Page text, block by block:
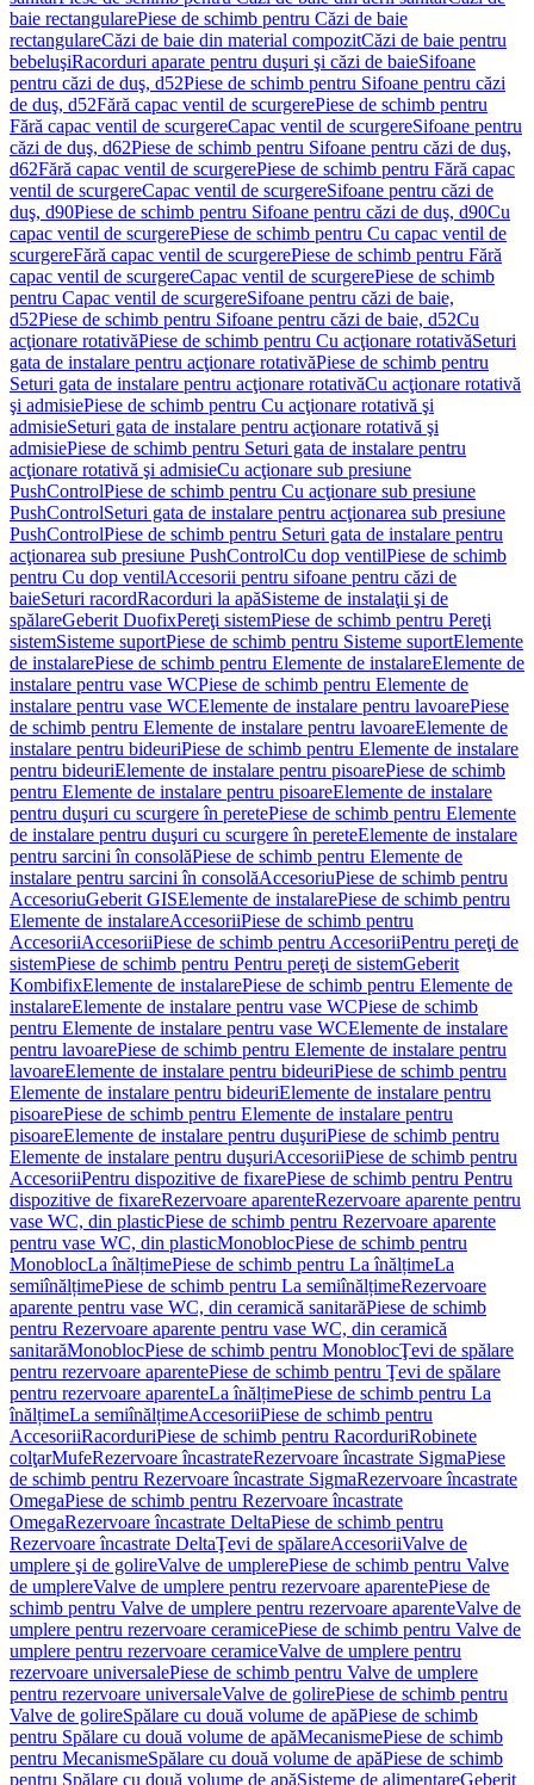
baie rectangularePiese de schimb pentru Căzi de baie
rectangulareCăzi de baie din material compozitCăzi de baie pentru
bebeluşiRacorduri aparate pentru duşuri şi căzi de baieSifoane
pentru căzi de duş, d52Piese de schimb pentru Sifoane pentru căzi
de duş, d52Fără capac ventil de scurgerePiese de schimb pentru
Fără capac ventil de scurgereCapac ventil de scurgereSifoane pentru
căzi de duş, d62Piese de schimb pentru Sifoane pentru căzi de duş,
d62Fără capac ventil de scurgerePiese de schimb pentru Fără capac
ventil de scurgereCapac ventil de scurgereSifoane pentru căzi de
duş, d90Piese de schimb pentru Sifoane pentru căzi de duş, d90Cu
capac ventil de scurgerePiese de schimb pentru Cu capac ventil de
scurgereFără capac ventil de scurgerePiese de schimb pentru Fără
capac ventil de scurgereCapac ventil de scurgerePiese de schimb
pentru Capac ventil de scurgereSifoane pentru căzi de baie,
d52Piese de schimb pentru Sifoane pentru căzi de baie, d52Cu
acţionare rotativăPiese de schimb pentru Cu acţionare rotativăSeturi
gata de instalare pentru acţionare rotativăPiese de schimb pentru
Seturi gata de instalare pentru acţionare rotativăCu acţionare rotativă
şi admisiePiese de schimb pentru Cu acţionare rotativă şi
admisieSeturi gata de instalare pentru acţionare rotativă şi
admisiePiese de schimb pentru Seturi gata de instalare pentru
acţionare rotativă şi admisieCu acţionare sub presiune
PushControlPiese de schimb pentru Cu acţionare sub presiune
PushControlSeturi gata de instalare pentru acţionarea sub presiune
PushControlPiese de schimb pentru Seturi gata de instalare pentru
acţionarea sub presiune PushControlCu dop ventilPiese de schimb
pentru Cu dop ventilAccesorii pentru sifoane pentru căzi de
baieSeturi racordRacorduri la apăSisteme de instalaţii şi de
spălareGeberit DuofixPereţi sistemPiese de schimb pentru Pereţi
sistemSisteme suportPiese de schimb pentru Sisteme suportElemente
de instalarePiese de schimb pentru Elemente de instalareElemente de
instalare pentru vase WCPiese de schimb pentru Elemente de
instalare pentru vase WCElemente de instalare pentru lavoarePiese
de schimb pentru Elemente de instalare pentru lavoareElemente de
instalare pentru bideuriPiese de schimb pentru Elemente de instalare
pentru bideuriElemente de instalare pentru pisoarePiese de schimb
pentru Elemente de instalare pentru pisoareElemente de instalare
pentru duşuri cu scurgere în peretePiese de schimb pentru Elemente
de instalare pentru duşuri cu scurgere în pereteElemente de instalare
pentru sarcini în consolăPiese de schimb pentru Elemente de
instalare pentru sarcini în consolăAccesoriuPiese de schimb pentru
AccesoriuGeberit GISElemente de instalarePiese de schimb pentru
Elemente de instalareAccesoriiPiese de schimb pentru
AccesoriiAccesoriiPiese de schimb pentru AccesoriiPentru pereţi de
sistemPiese de schimb pentru Pentru pereţi de sistemGeberit
KombifixElemente de instalarePiese de schimb pentru Elemente de
instalareElemente de instalare pentru vase WCPiese de schimb
pentru Elemente de instalare pentru vase WCElemente de instalare
pentru lavoarePiese de schimb pentru Elemente de instalare pentru
lavoareElemente de instalare pentru bideuriPiese de schimb pentru
Elemente de instalare pentru bideuriElemente de instalare pentru
pisoarePiese de schimb pentru Elemente de instalare pentru
pisoareElemente de instalare pentru duşuriPiese de schimb pentru
Elemente de instalare pentru duşuriAccesoriiPiese de schimb pentru
AccesoriiPentru dispozitive de fixarePiese de schimb pentru Pentru
dispozitive de fixareRezervoare aparenteRezervoare aparente pentru
vase WC, din plasticPiese de schimb pentru Rezervoare aparente
pentru vase WC, din plasticMonoblocPiese de schimb pentru
MonoblocLa înălțimePiese de schimb pentru La înălțimeLa
semiînălțimePiese de schimb pentru La semiînălțimeRezervoare
aparente pentru vase WC, din ceramică sanitarăPiese de schimb
pentru Rezervoare aparente pentru vase WC, din ceramică
sanitarăMonoblocPiese de schimb pentru MonoblocŢevi de spălare
pentru rezervoare aparentePiese de schimb pentru Ţevi de spălare
pentru rezervoare aparenteLa înălțimePiese de schimb pentru La
înălțimeLa semiînălțimeAccesoriiPiese de schimb pentru
AccesoriiRacorduriPiese de schimb pentru RacorduriRobinete
colţarMufeRezervoare încastrateRezervoare încastrate SigmaPiese
de schimb pentru Rezervoare încastrate SigmaRezervoare încastrate
OmegaPiese de schimb pentru Rezervoare încastrate
OmegaRezervoare încastrate DeltaPiese de schimb pentru
Rezervoare încastrate DeltaŢevi de spălareAccesoriiValve de
umplere şi de golireValve de umplerePiese de schimb pentru Valve
de umplereValve de umplere pentru rezervoare aparentePiese de
schimb pentru Valve de umplere pentru rezervoare aparenteValve de
umplere pentru rezervoare ceramicePiese de schimb pentru Valve de
umplere pentru rezervoare ceramiceValve de umplere pentru
rezervoare universalePiese de schimb pentru Valve de umplere
pentru rezervoare universaleValve de golirePiese de schimb pentru
Valve de golireSpălare cu două volume de apăPiese de schimb
pentru Spălare cu două volume de apăMecanismePiese de schimb
pentru MecanismeSpălare cu două volume de apăPiese de schimb
pentru Spălare cu două volume de apăSisteme de alimentareGeberit